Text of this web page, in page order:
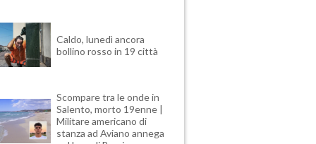
Caldo, lunedì ancora
bollino rosso in 19 città
Scompare tra le onde in
Salento, morto 19enne |
Militare americano di
stanza ad Aviano annega